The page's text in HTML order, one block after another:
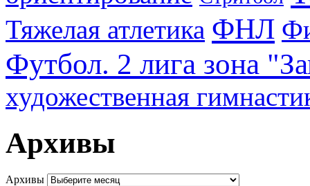
Тяжелая атлетика ФНЛ
Футбол. 2 лига зона
художественная
Архивы
Архивы